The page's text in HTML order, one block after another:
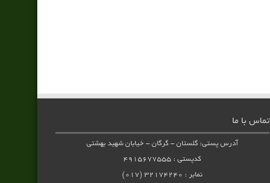
تماس با ما
آدرس پستی: گلستان - گرگان - خیابان شهید بهشتی
کدپستی : ۴۹۱۵۶۷۷۵۵۵
نمابر : ۳۲۱۷۴۲۴۰ (۰۱۷)